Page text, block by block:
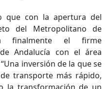
que con la apertura del
del Metropolitano de
finalmente el firme
Andalucía con el área
inversión de la que se
transporte más rápido,